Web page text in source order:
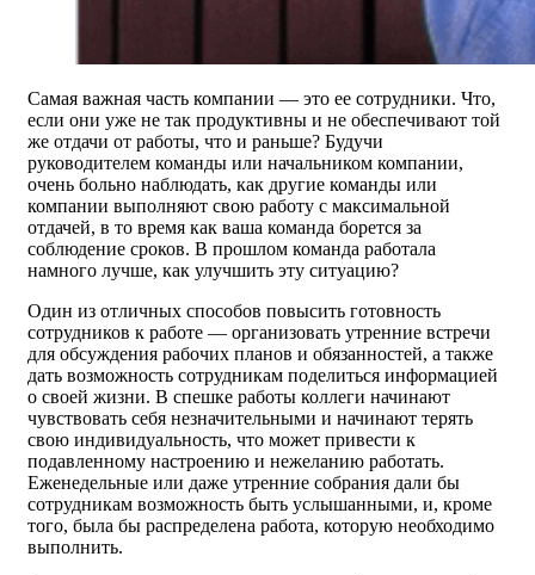
Самая важная часть компании — это ее сотрудники. Что,
если они уже не так продуктивны и не обеспечивают той
же отдачи от работы, что и раньше? Будучи
руководителем команды или начальником компании,
очень больно наблюдать, как другие команды или
компании выполняют свою работу с максимальной
отдачей, в то время как ваша команда борется за
соблюдение сроков. В прошлом команда работала
намного лучше, как улучшить эту ситуацию?
Один из отличных способов повысить готовность
сотрудников к работе — организовать утренние встречи
для обсуждения рабочих планов и обязанностей, а также
дать возможность сотрудникам поделиться информацией
о своей жизни. В спешке работы коллеги начинают
чувствовать себя незначительными и начинают терять
свою индивидуальность, что может привести к
подавленному настроению и нежеланию работать.
Еженедельные или даже утренние собрания дали бы
сотрудникам возможность быть услышанными, и, кроме
того, была бы распределена работа, которую необходимо
выполнить.